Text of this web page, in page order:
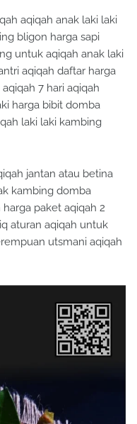
aqiqah anak laki laki
bligon harga sapi
untuk aqiqah anak laki
aqiqah daftar harga
7 hari aqiqah
harga bibit domba
laki laki kambing
jantan atau betina
kambing domba
paket aqiqah 2
aturan aqiqah untuk
utsmani aqiqah